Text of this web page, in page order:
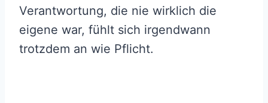
Verantwortung, die nie wirklich die
eigene war, fühlt sich irgendwann
trotzdem an wie Pflicht.